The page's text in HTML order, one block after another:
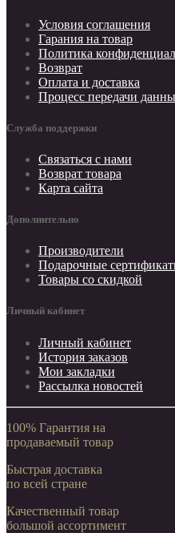
Условия соглашения
Гарания на товар
Политика
Возврат
Оплата и доставка
Процесс передачи
Служба поддержки
Связаться с нами
Возврат товара
Карта сайта
Дополнительно
Производители
Подарочные
Товары со скидкой
Личный кабинет
Личный кабинет
История заказов
Мои закладки
Рассылка новостей
100% Гарантия на
продаваемый товар
Быстрая доставка
по всей стране
Качественный товар
большой ассортимент